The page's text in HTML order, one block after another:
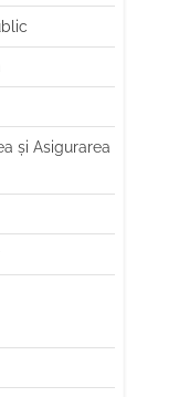
și Asigurarea